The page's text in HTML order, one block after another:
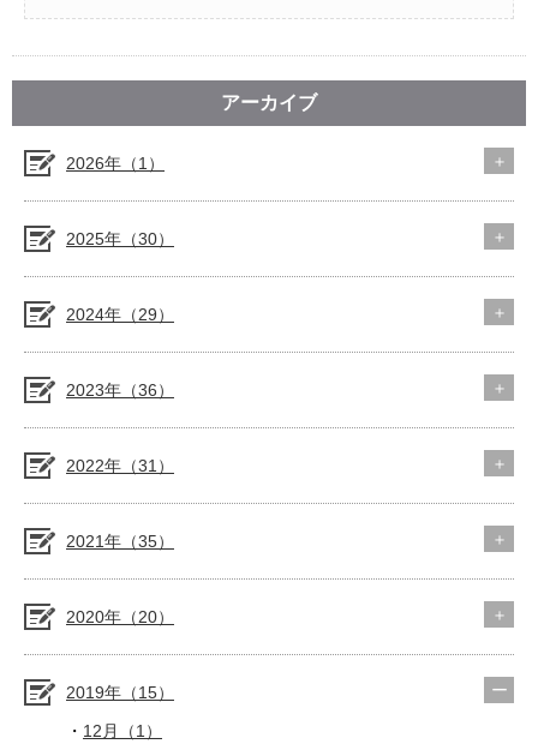
アーカイブ
2026年（1）
2025年（30）
2024年（29）
2023年（36）
2022年（31）
2021年（35）
2020年（20）
2019年（15）
12月（1）